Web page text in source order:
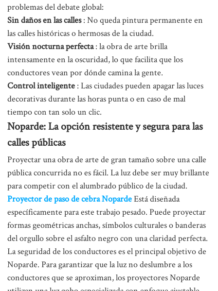
problemas del debate global:
Sin daños en las calles: No queda pintura permanente en
las calles históricas o hermosas de la ciudad.
Visión nocturna perfecta: la obra de arte brilla
intensamente en la oscuridad, lo que facilita que los
conductores vean por dónde camina la gente.
Control inteligente : Las ciudades pueden apagar las luces
decorativas durante las horas punta o en caso de mal
tiempo con tan solo un clic.
Noparde: La opción resistente y segura para las
calles públicas
Proyectar una obra de arte de gran tamaño sobre una calle
pública concurrida no es fácil. La luz debe ser muy brillante
para competir con el alumbrado público de la ciudad.
Proyector de paso de cebra NopardeEstá diseñada
específicamente para este trabajo pesado. Puede proyectar
formas geométricas anchas, símbolos culturales o banderas
del orgullo sobre el asfalto negro con una claridad perfecta.
La seguridad de los conductores es el principal objetivo de
Noparde. Para garantizar que la luz no deslumbre a los
conductores que se aproximan, los proyectores Noparde